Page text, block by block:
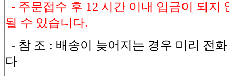
- 주문접수 후 12 시간 이내 입금이 되지
될 수 있습니다.
- 참 조 : 배송이 늦어지는 경우 미리 전
다